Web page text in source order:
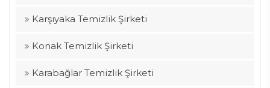
Karşıyaka Temizlik Şirketi
Konak Temizlik Şirketi
Karabağlar Temizlik Şirketi